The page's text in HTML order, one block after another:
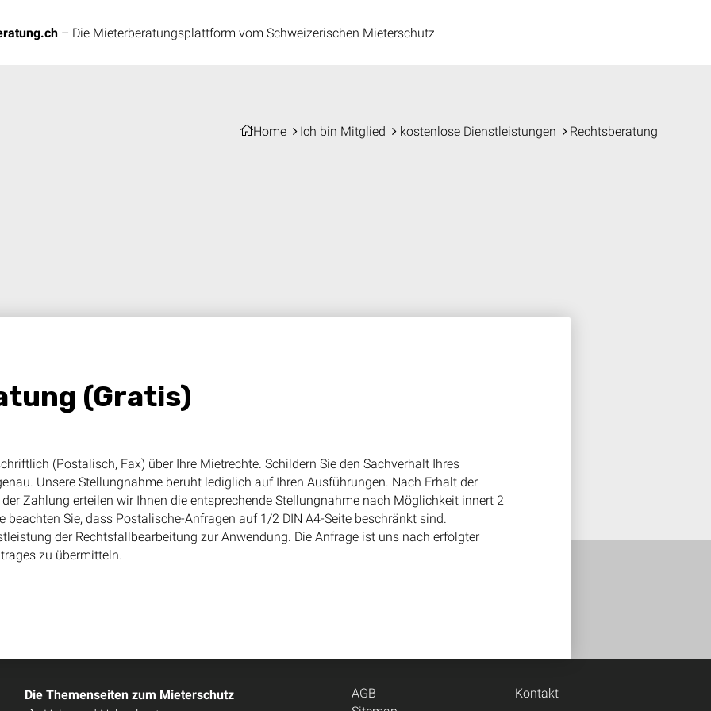
Schweiz
– Die Mieterberatungsplattform vom Schweizerischen Mieterschutz
Home Ich bin Mitglied kostenlose Dienstleistungen Rechtsberatung
(Gratis)
(Postalisch, Fax) über Ihre Mietrechte. Schildern Sie den Sachverhalt Ihres
Unsere Stellungnahme beruht lediglich auf Ihren Ausführungen. Nach Erhalt der
Zahlung erteilen wir Ihnen die entsprechende Stellungnahme nach Möglichkeit innert 2
beachten Sie, dass Postalische-Anfragen auf 1/2 DIN A4-Seite beschränkt sind.
der Rechtsfallbearbeitung zur Anwendung. Die Anfrage ist uns nach erfolgter
zu übermitteln.
Die Themenseiten zum Mieterschutz
AGB
Kontakt